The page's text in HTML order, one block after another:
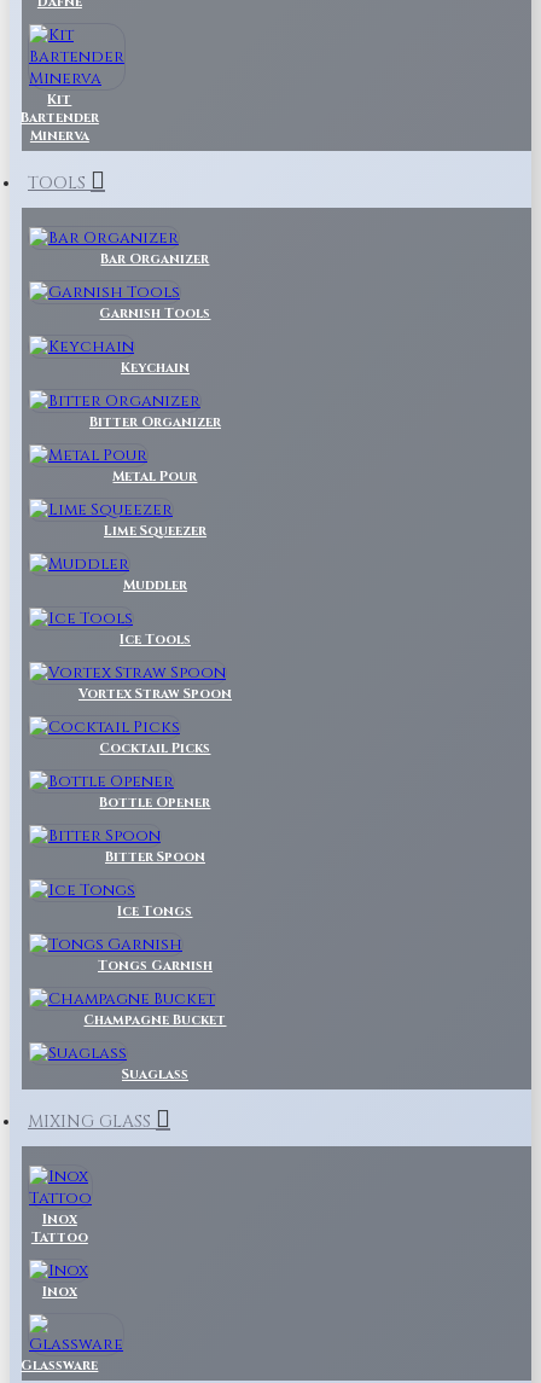
Kit
Bartender
Minerva
TOOLS
Bar Organizer
Garnish Tools
Keychain
Bitter Organizer
Metal Pour
Lime Squeezer
Muddler
Ice Tools
Vortex Straw Spoon
Cocktail Picks
Bottle Opener
Bitter Spoon
Ice Tongs
Tongs Garnish
Champagne Bucket
Suaglass
MIXING GLASS
Inox
Tattoo
Inox
Glassware